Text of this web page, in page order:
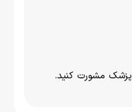
مشورت کنید.